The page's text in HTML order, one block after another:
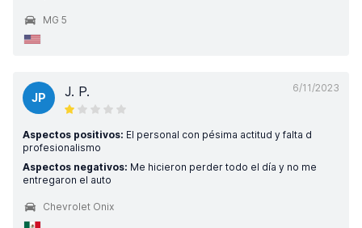
MG 5
6/11/2023
JP J. P.
Aspectos positivos: El personal con pésima actitud y falta d
profesionalismo
Aspectos negativos: Me hicieron perder todo el día y no me
entregaron el auto
Chevrolet Onix